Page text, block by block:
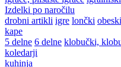
Izdelki po naročilu
drobni artikli igre lončki obeski
kape
5 delne 6 delne klobučki,
koledarji
kuhinja